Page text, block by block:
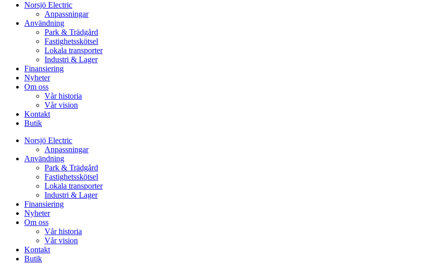
Norsjö Electric
Anpassningar
Användning
Park & Trädgård
Fastighetsskötsel
Lokala transporter
Industri & Lager
Finansiering
Nyheter
Om oss
Vår historia
Vår vision
Kontakt
Butik
Norsjö Electric
Anpassningar
Användning
Park & Trädgård
Fastighetsskötsel
Lokala transporter
Industri & Lager
Finansiering
Nyheter
Om oss
Vår historia
Vår vision
Kontakt
Butik